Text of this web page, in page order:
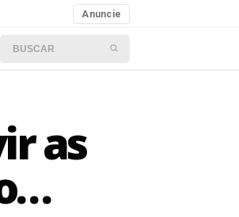
Anuncie
Buscar por:
as